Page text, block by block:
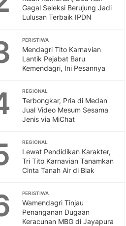
Gagal Seleksi Berujung Jadi
Lulusan Terbaik IPDN
PERISTIWA
Mendagri Tito Karnavian
Lantik Pejabat Baru
Kemendagri, Ini Pesannya
REGIONAL
Terbongkar, Pria di Medan
Jual Video Mesum Sesama
Jenis via MiChat
REGIONAL
Lewat Pendidikan Karakter,
Tri Tito Karnavian Tanamkan
Cinta Tanah Air di Biak
PERISTIWA
Wamendagri Tinjau
Penanganan Dugaan
Keracunan MBG di Jayapura